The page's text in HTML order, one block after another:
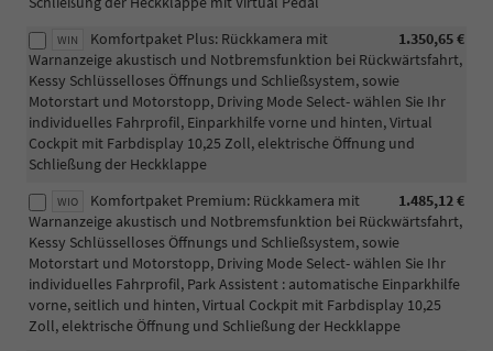
WIN 1.350,65 €
Komfortpaket Plus: Rückkamera mit
Warnanzeige akustisch und Notbremsfunktion bei Rückwärtsfahrt,
Kessy Schlüsselloses Öffnungs und Schließsystem, sowie
Motorstart und Motorstopp, Driving Mode Select- wählen Sie Ihr
individuelles Fahrprofil, Einparkhilfe vorne und hinten, Virtual
Cockpit mit Farbdisplay 10,25 Zoll, elektrische Öffnung und
Schließung der Heckklappe
WIO 1.485,12 €
Komfortpaket Premium: Rückkamera mit
Warnanzeige akustisch und Notbremsfunktion bei Rückwärtsfahrt,
Kessy Schlüsselloses Öffnungs und Schließsystem, sowie
Motorstart und Motorstopp, Driving Mode Select- wählen Sie Ihr
individuelles Fahrprofil, Park Assistent : automatische Einparkhilfe
vorne, seitlich und hinten, Virtual Cockpit mit Farbdisplay 10,25
Zoll, elektrische Öffnung und Schließung der Heckklappe